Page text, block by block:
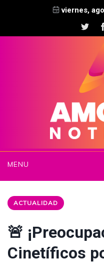
viernes,
MENU
ACTUALIDAD
🚨
Cinetíficos